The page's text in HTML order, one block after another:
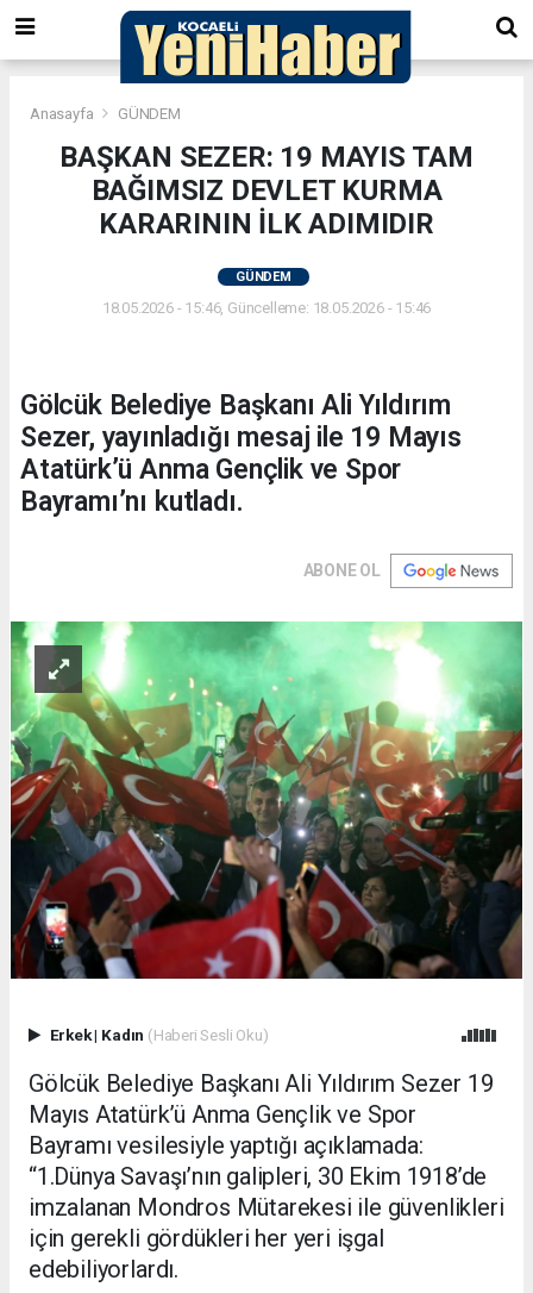
Anasayfa GÜNDEM
BAŞKAN SEZER: 19 MAYIS TAM
BAĞIMSIZ DEVLET KURMA
KARARININ İLK ADIMIDIR
GÜNDEM
18.05.2026 - 15:46, Güncelleme: 18.05.2026 - 15:46
Gölcük Belediye Başkanı Ali Yıldırım
Sezer, yayınladığı mesaj ile 19 Mayıs
Atatürk’ü Anma Gençlik ve Spor
Bayramı’nı kutladı.
ABONE OL
Erkek| Kadın (Haberi Sesli Oku)
Gölcük Belediye Başkanı Ali Yıldırım Sezer 19
Mayıs Atatürk’ü Anma Gençlik ve Spor
Bayramı vesilesiyle yaptığı açıklamada:
“1.Dünya Savaşı’nın galipleri, 30 Ekim 1918’de
imzalanan Mondros Mütarekesi ile güvenlikleri
için gerekli gördükleri her yeri işgal
edebiliyorlardı.